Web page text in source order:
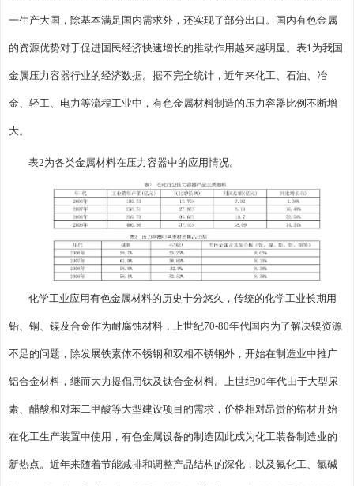
一生产大国，除基本满足国内需求外，还实现了部分出口。国内有色金属
的资源优势对于促进国民经济快速增长的推动作用越来越明显。表1为我国
金属压力容器行业的经济数据。据不完全统计，近年来化工、石油、冶
金、轻工、电力等流程工业中，有色金属材料制造的压力容器比例不断增
大。
表2为各类金属材料在压力容器中的应用情况。
化学工业应用有色金属材料的历史十分悠久，传统的化学工业长期用
铅、铜、镍及合金作为耐腐蚀材料，上世纪70-80年代国内为了解决镍资源
不足的问题，除发展铁素体不锈钢和双相不锈钢外，开始在制造业中推广
铝合金材料，继而大力提倡用钛及钛合金材料。上世纪90年代由于大型尿
素、醋酸和对苯二甲酸等大型建设项目的需求，价格相对昂贵的锆材开始
在化工生产装置中使用，有色金属设备的制造因此成为化工装备制造业的
新热点。近年来随着节能减排和调整产品结构的深化，以及氟化工、氯碱